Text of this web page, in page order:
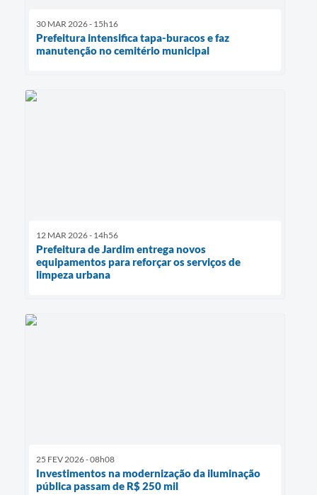
30 MAR 2026 - 15h16
Prefeitura intensifica tapa-buracos e faz
manutenção no cemitério municipal
12 MAR 2026 - 14h56
Prefeitura de Jardim entrega novos
equipamentos para reforçar os serviços de
limpeza urbana
25 FEV 2026 - 08h08
Investimentos na modernização da iluminação
pública passam de R$ 250 mil